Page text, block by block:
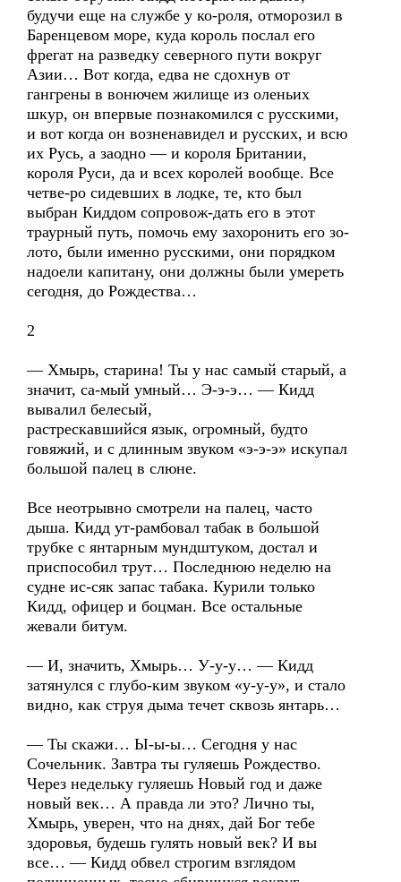
будучи еще на службе у ко-роля, отморозил в
Баренцевом море, куда король послал его
фрегат на разведку северного пути вокруг
Азии… Вот когда, едва не сдохнув от
гангрены в вонючем жилище из оленьих
шкур, он впервые познакомился с русскими,
и вот когда он возненавидел и русских, и всю
их Русь, а заодно — и короля Британии,
короля Руси, да и всех королей вообще. Все
четве-ро сидевших в лодке, те, кто был
выбран Киддом сопровож-дать его в этот
траурный путь, помочь ему захоронить его зо-
лото, были именно русскими, они порядком
надоели капитану, они должны были умереть
сегодня, до Рождества…
2
— Хмырь, старина! Ты у нас самый старый, а
значит, са-мый умный… Э-э-э… — Кидд
вывалил белесый,
растрескавшийся язык, огромный, будто
говяжий, и с длинным звуком «э-э-э» искупал
большой палец в слюне.
Все неотрывно смотрели на палец, часто
дыша. Кидд ут-рамбовал табак в большой
трубке с янтарным мундштуком, достал и
приспособил трут… Последнюю неделю на
судне ис-сяк запас табака. Курили только
Кидд, офицер и боцман. Все остальные
жевали битум.
— И, значить, Хмырь… У-у-у… — Кидд
затянулся с глубо-ким звуком «у-у-у», и стало
видно, как струя дыма течет сквозь янтарь…
— Ты скажи… Ы-ы-ы… Сегодня у нас
Сочельник. Завтра ты гуляешь Рождество.
Через недельку гуляешь Новый год и даже
новый век… А правда ли это? Лично ты,
Хмырь, уверен, что на днях, дай Бог тебе
здоровья, будешь гулять новый век? И вы
все… — Кидд обвел строгим взглядом